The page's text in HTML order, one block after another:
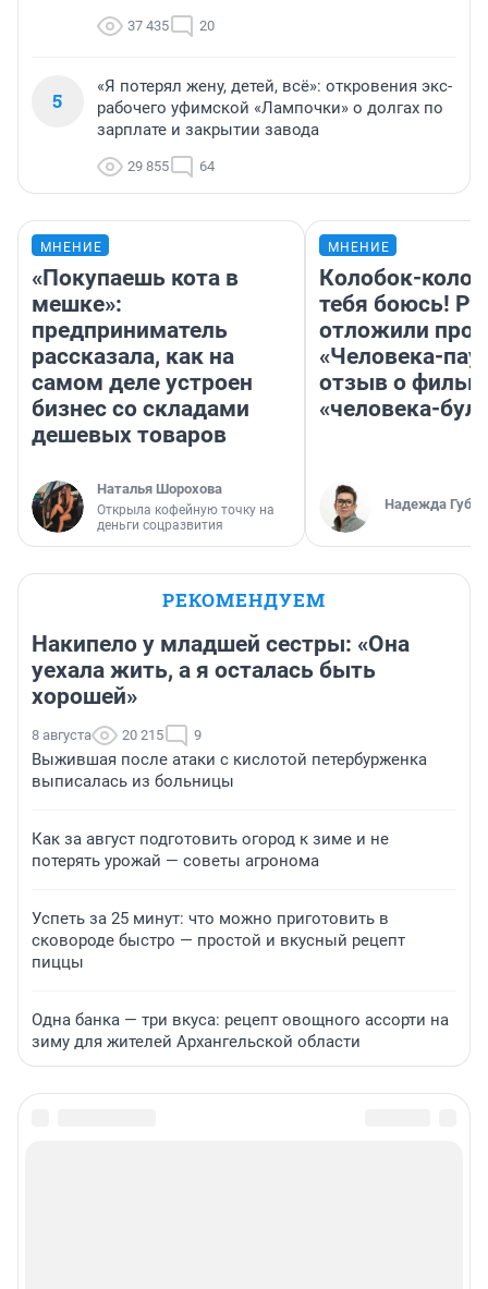
37 435 20
5
«Я потерял жену, детей, всё»: откровения экс-
рабочего уфимской «Лампочки» о долгах по
зарплате и закрытии завода
29 855 64
МНЕНИЕ
«Покупаешь кота в
мешке»:
предприниматель
рассказала, как на
самом деле устроен
бизнес со складами
дешевых товаров
Наталья Шорохова
Открыла кофейную точку на
деньги соцразвития
МНЕНИЕ
Колобок-
тебя боюсь!
отложили
«Человека-
отзыв о
«человека-
Надежда
РЕКОМЕНДУЕМ
Накипело у младшей сестры: «Она
уехала жить, а я осталась быть
хорошей»
8 августа 20 215 9
Выжившая после атаки с кислотой петербурженка
выписалась из больницы
Как за август подготовить огород к зиме и не
потерять урожай — советы агронома
Успеть за 25 минут: что можно приготовить в
сковороде быстро — простой и вкусный рецепт
пиццы
Одна банка — три вкуса: рецепт овощного ассорти на
зиму для жителей Архангельской области